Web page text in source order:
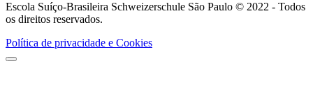
Escola Suíço-Brasileira Schweizerschule São Paulo © 2022 - Todos
os direitos reservados.
Política de privacidade e Cookies